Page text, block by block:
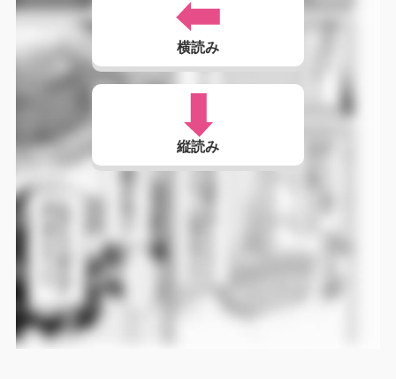
横読み
縦読み